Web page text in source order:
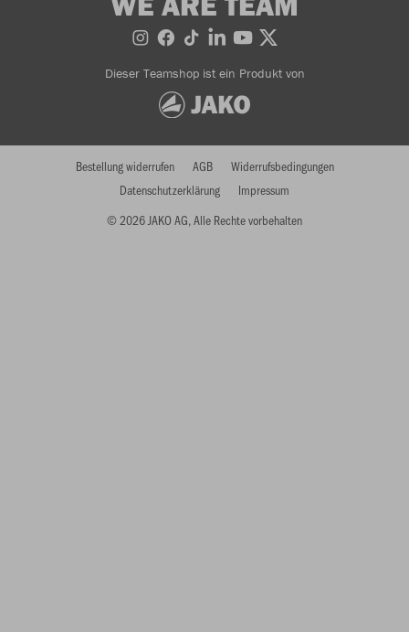
Dieser Teamshop ist ein Produkt von
© 2026 JAKO AG, Alle Rechte vorbehalten
Bestellung widerrufen AGB
Widerrufsbedingungen
Datenschutzerklärung
Impressum